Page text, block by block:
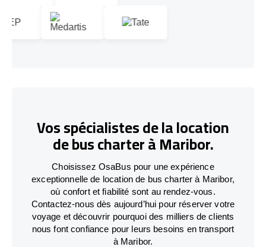
Vos spécialistes de la location
de bus charter à Maribor.
Choisissez OsaBus pour une expérience
exceptionnelle de location de bus charter à Maribor,
où confort et fiabilité sont au rendez-vous.
Contactez-nous dès aujourd’hui pour réserver votre
voyage et découvrir pourquoi des milliers de clients
nous font confiance pour leurs besoins en transport
à Maribor.